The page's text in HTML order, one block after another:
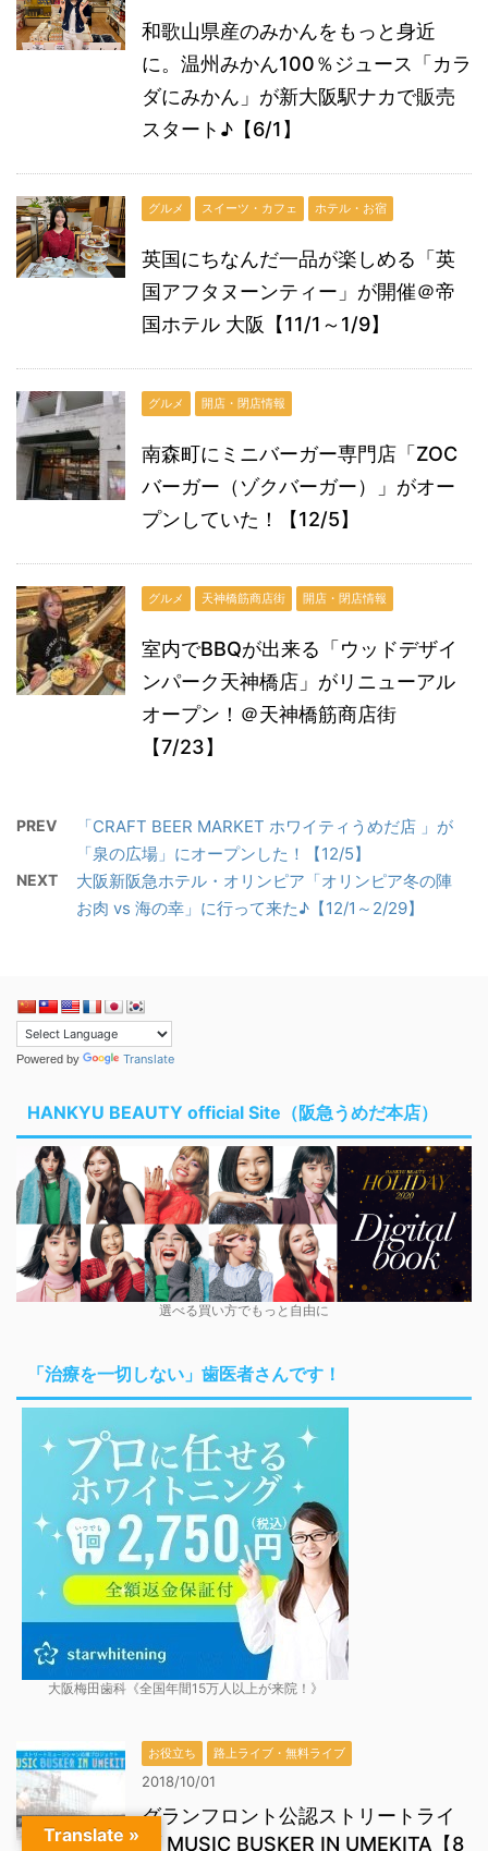
和歌山県産のみかんをもっと身近
に。温州みかん100％ジュース「カラ
ダにみかん」が新大阪駅ナカで販売
スタート♪【6/1】
グルメ スイーツ・カフェ ホテル・お宿
英国にちなんだ一品が楽しめる「英
国アフタヌーンティー」が開催＠帝
国ホテル 大阪【11/1～1/9】
グルメ 開店・閉店情報
南森町にミニバーガー専門店「ZOC
バーガー（ゾクバーガー）」がオー
プンしていた！【12/5】
グルメ 天神橋筋商店街 開店・閉店情報
室内でBBQが出来る「ウッドデザイ
ンパーク天神橋店」がリニューアル
オープン！＠天神橋筋商店街
【7/23】
PREV
「CRAFT BEER MARKET ホワイティうめだ店 」が
「泉の広場」にオープンした！【12/5】
NEXT
大阪新阪急ホテル・オリンピア「オリンピア冬の陣
お肉 vs 海の幸」に行って来た♪【12/1～2/29】
Powered by Translate
HANKYU BEAUTY official Site（阪急うめだ本店）
選べる買い方でもっと自由に
「治療を一切しない」歯医者さんです！
大阪梅田歯科《全国年間15万人以上が来院！》
お役立ち 路上ライブ・無料ライブ
2018/10/01
グランフロント公認ストリートライ
ブ MUSIC BUSKER IN UMEKITA【8
Translate »